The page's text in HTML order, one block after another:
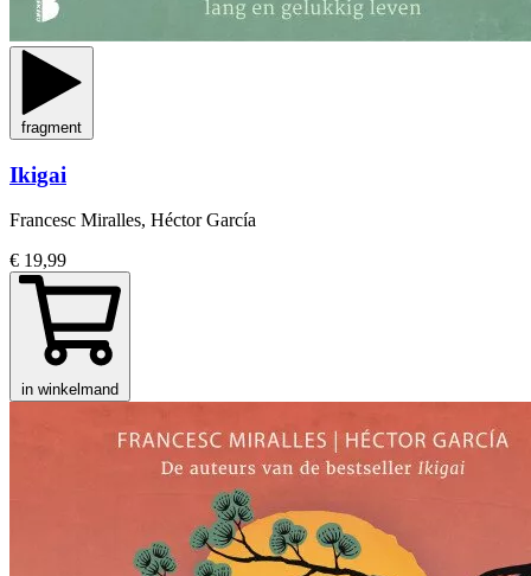
fragment
Ikigai
Francesc Miralles, Héctor García
€ 19,99
in winkelmand